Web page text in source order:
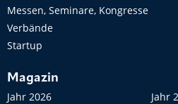
Messen, Seminare, Kongresse
Verbände
Startup
Magazin
Jahr 2026
Jahr